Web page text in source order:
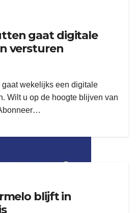
gaat digitale
versturen
gaat wekelijks een digitale
Wilt u op de hoogte blijven van
blijft in